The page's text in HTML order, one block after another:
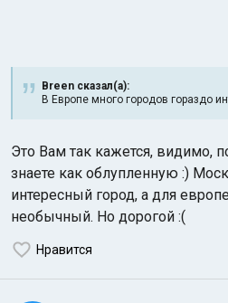
Breen сказал(а):
В Европе много городов гораздо
Это Вам так кажется, видимо,
знаете как облупленную :)
интересный город, а для
необычный. Но дорогой :(
Нравится